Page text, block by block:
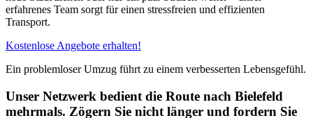
erfahrenes Team sorgt für einen stressfreien und effizienten
Transport.
Kostenlose Angebote erhalten!
Ein problemloser Umzug führt zu einem verbesserten Lebensgefühl.
Unser Netzwerk bedient die Route nach Bielefeld
mehrmals. Zögern Sie nicht länger und fordern Sie